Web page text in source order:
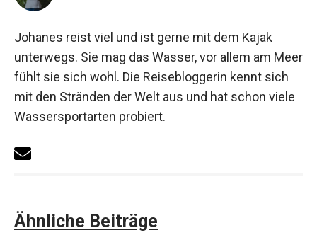
Johanes reist viel und ist gerne mit dem Kajak
unterwegs. Sie mag das Wasser, vor allem am Meer
fühlt sie sich wohl. Die Reisebloggerin kennt sich
mit den Stränden der Welt aus und hat schon viele
Wassersportarten probiert.
Ähnliche Beiträge